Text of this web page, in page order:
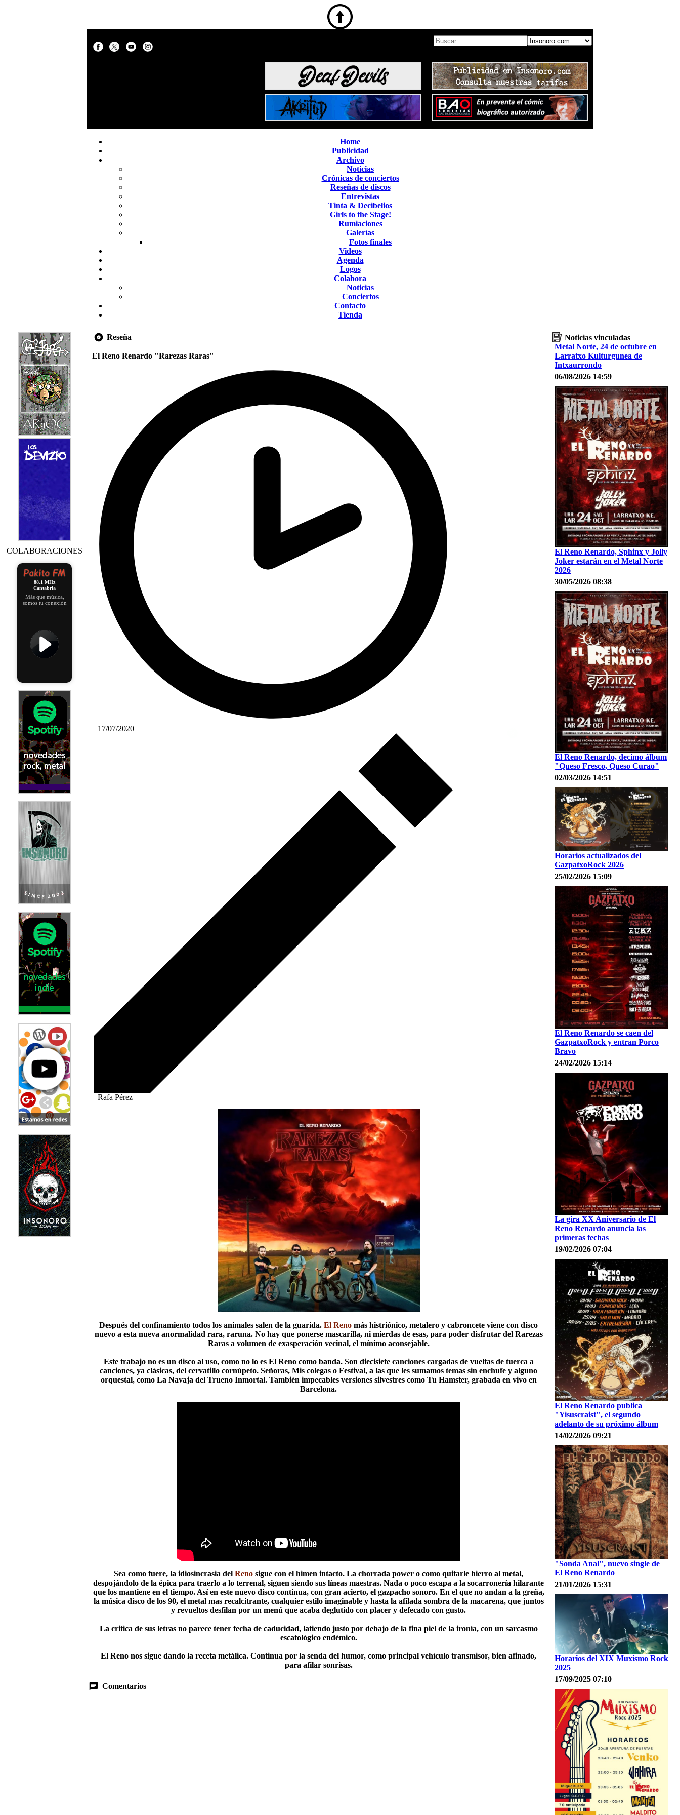
Home
Publicidad
Archivo
Noticias
Crónicas de conciertos
Reseñas de discos
Entrevistas
Tinta & Decibelios
Girls to the Stage!
Rumiaciones
Galerías
Fotos finales
Videos
Agenda
Logos
Colabora
Noticias
Conciertos
Contacto
Tienda
COLABORACIONES
88.1 MHz
Cantabria
Más que música,
somos tu conexión
Reseña
El Reno Renardo "Rarezas Raras"
17/07/2020
Rafa Pérez
Después del confinamiento todos los animales salen de la guarida. El Reno más histriónico, metalero y cabroncete viene con disco
nuevo a esta nueva anormalidad rara, raruna. No hay que ponerse mascarilla, ni mierdas de esas, para poder disfrutar del Rarezas
Raras a volumen de exasperación vecinal, el mínimo aconsejable.
Este trabajo no es un disco al uso, como no lo es El Reno como banda. Son diecisiete canciones cargadas de vueltas de tuerca a
canciones, ya clásicas, del cervatillo cornúpeto. Señoras, Mis colegas o Festival, a las que les sumamos temas sin enchufe y alguno
orquestal, como La Navaja del Trueno Inmortal. También impecables versiones silvestres como Tu Hamster, grabada en vivo en
Barcelona.
Sea como fuere, la idiosincrasia del Reno sigue con el himen intacto. La chorrada power o como quitarle hierro al metal,
despojándolo de la épica para traerlo a lo terrenal, siguen siendo sus líneas maestras. Nada o poco escapa a la socarronería hilarante
que los mantiene en el tiempo. Así en este nuevo disco continua, con gran acierto, el gazpacho sonoro. En el que no andan a la greña,
la música disco de los 90, el metal mas recalcitrante, cualquier estilo imaginable y hasta la afilada sombra de la macarena, que juntos
y revueltos desfilan por un menú que acaba deglutido con placer y defecado con gusto.
La critica de sus letras no parece tener fecha de caducidad, latiendo justo por debajo de la fina piel de la ironía, con un sarcasmo
escatológico endémico.
El Reno nos sigue dando la receta metálica. Continua por la senda del humor, como principal vehículo transmisor, bien afinado,
para afilar sonrisas.
Comentarios
Noticias vinculadas
Metal Norte, 24 de octubre en
Larratxo Kulturgunea de
Intxaurrondo
06/08/2026 14:59
El Reno Renardo, Sphinx y Jolly
Joker estarán en el Metal Norte
2026
30/05/2026 08:38
El Reno Renardo, decimo álbum
"Queso Fresco, Queso Curao"
02/03/2026 14:51
Horarios actualizados del
GazpatxoRock 2026
25/02/2026 15:09
El Reno Renardo se caen del
GazpatxoRock y entran Porco
Bravo
24/02/2026 15:14
La gira XX Aniversario de El
Reno Renardo anuncia las
primeras fechas
19/02/2026 07:04
El Reno Renardo publica
"Yisuscraist", el segundo
adelanto de su próximo álbum
14/02/2026 09:21
"Sonda Anal", nuevo single de
El Reno Renardo
21/01/2026 15:31
Horarios del XIX Muxismo Rock
2025
17/09/2025 07:10